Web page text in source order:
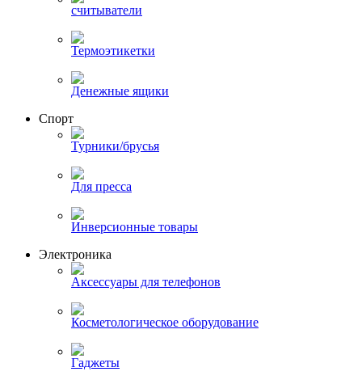
считыватели
Термоэтикетки
Денежные ящики
Спорт
Турники/брусья
Для пресса
Инверсионные товары
Электроника
Аксессуары для телефонов
Косметологическое оборудование
Гаджеты